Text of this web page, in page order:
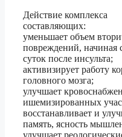
Действие комплекса
составляющих:
уменьшает объем
повреждений, начиная
суток после инсульта;
активизирует работу
головного мозга;
улучшает
ишемизированных
восстанавливает и
память, ясность
улучшает